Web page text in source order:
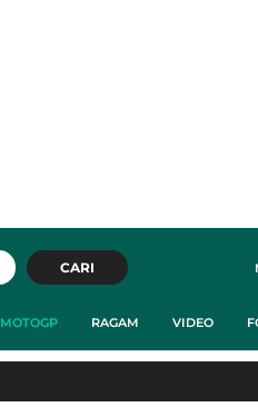
CARI
MOTOGP RAGAM VIDEO